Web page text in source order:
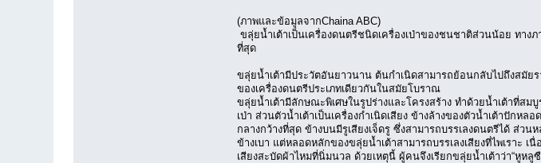
(ภาพและข้อมูลจากChaina ABC)
ขลุ่ยน้ำเต้าเป็นเครื่องดนตรีชนิดเครื่องเป่าของชนชาติส่วนน้อย ทา
ที่สุด
ขลุ่ยน้ำเต้ามีประวัตอันยาวนาน ต้นกำเนิดสามารถย้อนกลับไปถึงสมั
ของเครื่องดนตรีประเภทเดียวกันในสมัยโบราณ
ขลุ่ยน้ำเต้ามีลักษณะพิเศษในรูปร่างและโครงสร้าง ทำด้วยน้ำเต้าที่
เป่า ส่วนตัวน้ำเต้าเป็นเครื่องกำเนิดเสียง ข้างล้างของตัวน้ำเต้าปัก
กลางกว้างที่สุด ข้างบนมีรูเสียงเจ็ดรู ซึ่งสามารถบรรเลงดนตรีได้ ส่ว
ข้างเบา แต่หลอดหลักของขลุ่ยน้ำเต้าสามารถบรรเลงเสียงที่ไพเราะ
เสียงสะบัดผ้าไหมที่นิ่มนวล ด้วยเหตุนี้ ผู้คนจึงเรียกขลุ่ยน้ำเต้าว่า“หูหลูซื